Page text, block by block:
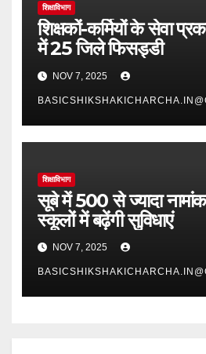
शिक्षाविभाग
शिक्षकों-कर्मियों के सेवा
में 25 जिले फिसड्डी
NOV 7, 2025
शिक्षाविभाग
सूबे में 500 से ज्यादा
स्कूलों में बढ़ेंगी सुविधाएं
NOV 7, 2025